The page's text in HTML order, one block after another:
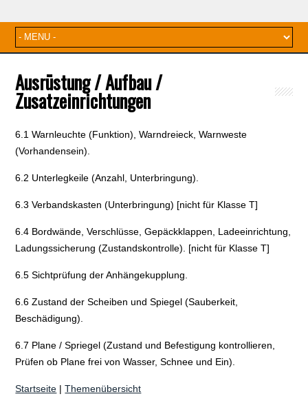
Ausrüstung / Aufbau /
Zusatzeinrichtungen
6.1 Warnleuchte (Funktion), Warndreieck, Warnweste
(Vorhandensein).
6.2 Unterlegkeile (Anzahl, Unterbringung).
6.3 Verbandskasten (Unterbringung) [nicht für Klasse T]
6.4 Bordwände, Verschlüsse, Gepäckklappen, Ladeeinrichtung,
Ladungssicherung (Zustandskontrolle). [nicht für Klasse T]
6.5 Sichtprüfung der Anhängekupplung.
6.6 Zustand der Scheiben und Spiegel (Sauberkeit,
Beschädigung).
6.7 Plane / Spriegel (Zustand und Befestigung kontrollieren,
Prüfen ob Plane frei von Wasser, Schnee und Ein).
Startseite |Themenübersicht